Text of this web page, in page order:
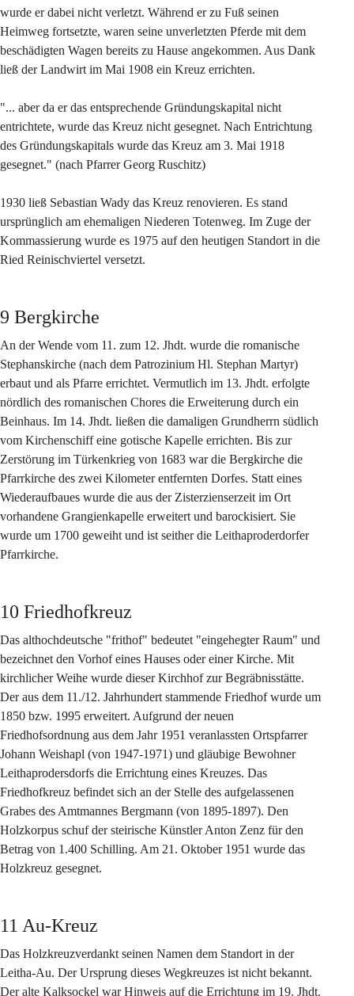
wurde er dabei nicht verletzt. Während er zu Fuß seinen
Heimweg fortsetzte, waren seine unverletzten Pferde mit dem
beschädigten Wagen bereits zu Hause angekommen. Aus Dank
ließ der Landwirt im Mai 1908 ein Kreuz errichten.
"... aber da er das entsprechende Gründungskapital nicht
entrichtete, wurde das Kreuz nicht gesegnet. Nach Entrichtung
des Gründungskapitals wurde das Kreuz am 3. Mai 1918
gesegnet." (nach Pfarrer Georg Ruschitz)
1930 ließ Sebastian Wady das Kreuz renovieren. Es stand
ursprünglich am ehemaligen Niederen Totenweg. Im Zuge der
Kommassierung wurde es 1975 auf den heutigen Standort in die
Ried Reinischviertel versetzt.
9 Bergkirche
An der Wende vom 11. zum 12. Jhdt. wurde die romanische
Stephanskirche (nach dem Patrozinium Hl. Stephan Martyr)
erbaut und als Pfarre errichtet. Vermutlich im 13. Jhdt. erfolgte
nördlich des romanischen Chores die Erweiterung durch ein
Beinhaus. Im 14. Jhdt. ließen die damaligen Grundherrn südlich
vom Kirchenschiff eine gotische Kapelle errichten. Bis zur
Zerstörung im Türkenkrieg von 1683 war die Bergkirche die
Pfarrkirche des zwei Kilometer entfernten Dorfes. Statt eines
Wiederaufbaues wurde die aus der Zisterzienserzeit im Ort
vorhandene Grangienkapelle erweitert und barockisiert. Sie
wurde um 1700 geweiht und ist seither die Leithaproderdorfer
Pfarrkirche.
10 Friedhofkreuz
Das althochdeutsche "frithof" bedeutet "eingehegter Raum" und
bezeichnet den Vorhof eines Hauses oder einer Kirche. Mit
kirchlicher Weihe wurde dieser Kirchhof zur Begräbnisstätte.
Der aus dem 11./12. Jahrhundert stammende Friedhof wurde um
1850 bzw. 1995 erweitert. Aufgrund der neuen
Friedhofsordnung aus dem Jahr 1951 veranlassten Ortspfarrer
Johann Weishapl (von 1947-1971) und gläubige Bewohner
Leithaprodersdorfs die Errichtung eines Kreuzes. Das
Friedhofkreuz befindet sich an der Stelle des aufgelassenen
Grabes des Amtmannes Bergmann (von 1895-1897). Den
Holzkorpus schuf der steirische Künstler Anton Zenz für den
Betrag von 1.400 Schilling. Am 21. Oktober 1951 wurde das
Holzkreuz gesegnet.
11 Au-Kreuz
Das Holzkreuzverdankt seinen Namen dem Standort in der
Leitha-Au. Der Ursprung dieses Wegkreuzes ist nicht bekannt.
Der alte Kalksockel war Hinweis auf die Errichtung im 19. Jhdt.